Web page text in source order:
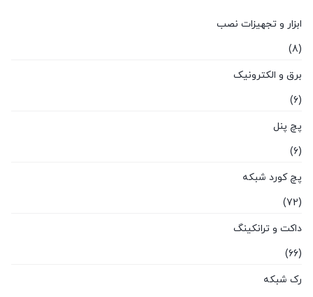
ابزار و تجهیزات نصب
(8)
برق و الکترونیک
(6)
پچ پنل
(6)
پچ کورد شبکه
(72)
داکت و ترانکینگ
(66)
رک شبکه